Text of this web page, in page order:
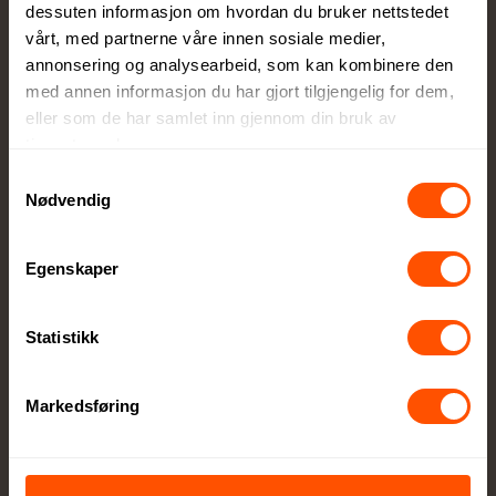
dessuten informasjon om hvordan du bruker nettstedet
vårt, med partnerne våre innen sosiale medier,
annonsering og analysearbeid, som kan kombinere den
med annen informasjon du har gjort tilgjengelig for dem,
eller som de har samlet inn gjennom din bruk av
Nødvendig
Egenskaper
Statistikk
Markedsføring
rådgivere for perfekt tilpasning